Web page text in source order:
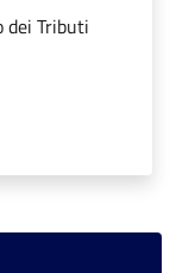
dei Tributi